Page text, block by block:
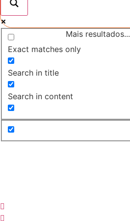
Mais resultados...
Exact matches only
Search in title
Search in content